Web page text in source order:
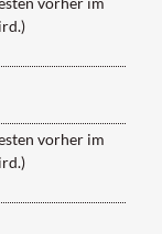
vorher im